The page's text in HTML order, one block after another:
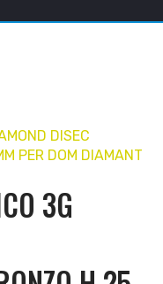
DISEC
PER DOM DIAMANT
3G